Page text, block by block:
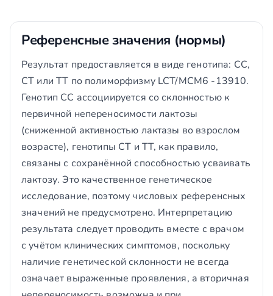
Референсные значения (нормы)
Результат предоставляется в виде генотипа: CC,
CT или TT по полиморфизму LCT/MCM6 -13910.
Генотип CC ассоциируется со склонностью к
первичной непереносимости лактозы
(сниженной активностью лактазы во взрослом
возрасте), генотипы CT и TT, как правило,
связаны с сохранённой способностью усваивать
лактозу. Это качественное генетическое
исследование, поэтому числовых референсных
значений не предусмотрено. Интерпретацию
результата следует проводить вместе с врачом
с учётом клинических симптомов, поскольку
наличие генетической склонности не всегда
означает выраженные проявления, а вторичная